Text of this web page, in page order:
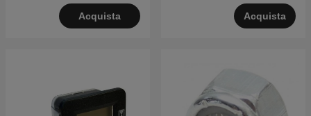
Acquista Acquista